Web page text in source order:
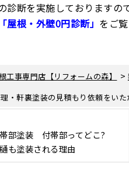
診断を実施しておりますの
「屋根・外壁0円診断」 をご
事専門店【リフォームの森】 >
・軒裏塗装の見積もり依頼をいた
部塗装 付帯部ってどこ?
も塗装される理由